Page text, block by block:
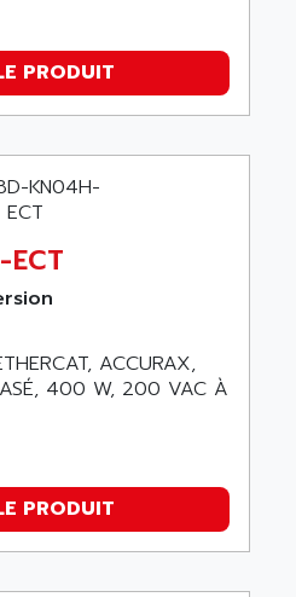
PRODUIT
ACCURAX,
400 W, 200 VAC À
PRODUIT